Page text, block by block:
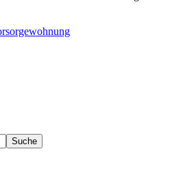
Suche